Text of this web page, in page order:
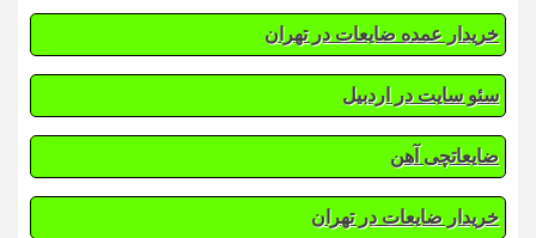
خریدار عمده ضایعات در تهران
سئو سایت در اردبیل
ضایعاتچی آهن
خریدار ضایعات در تهران